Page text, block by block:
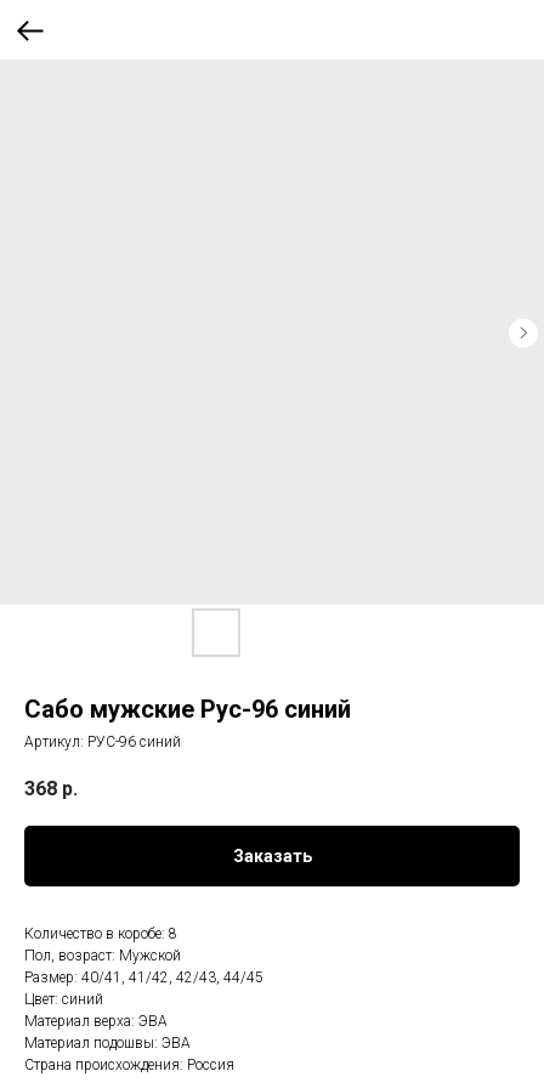
Сабо мужские Рус-96 синий
Артикул: РУС-96 синий
368 р.
Заказать
Количество в коробе: 8
Пол, возраст: Мужской
Размер: 40/41, 41/42, 42/43, 44/45
Цвет: синий
Материал верха: ЭВА
Материал подошвы: ЭВА
Страна происхождения: Россия